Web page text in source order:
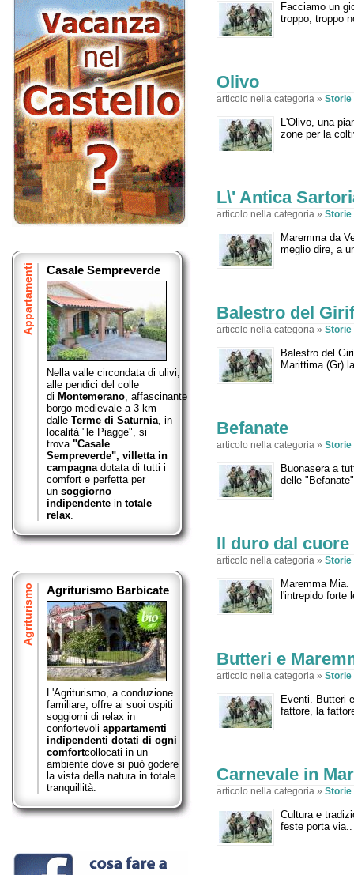
Appartamenti Casale Sempreverde
Nella valle circondata di ulivi,
alle pendici del colle
di Montemerano, affascinante
borgo medievale a 3 km
dalle Terme di Saturnia, in
località "le Piagge", si
trova "Casale
Sempreverde", villetta in
campagna dotata di tutti i
comfort e perfetta per
un soggiorno
indipendente in totale
relax.
Agriturismo Agriturismo Barbicate
L'Agriturismo, a conduzione
familiare, offre ai suoi ospiti
soggiorni di relax in
confortevoli appartamenti
indipendenti dotati di ogni
comfortcollocati in un
ambiente dove si può godere
la vista della natura in totale
tranquillità.
Facciamo un
troppo, troppo
Olivo
articolo nella categoria » Storie
L'Olivo, una
zone per la
L\' Antica
articolo nella categoria » Storie
Maremma da
meglio dire, a
Balestro del
articolo nella categoria » Storie
Balestro del
Marittima (Gr)
Befanate
articolo nella categoria » Storie
Buonasera a
delle
Il duro dal cuore
articolo nella categoria » Storie
Maremma
l'intrepido forte
Butteri e
articolo nella categoria » Storie
Eventi. Butteri
fattore, la
Carnevale in
articolo nella categoria » Storie
Cultura e
feste porta